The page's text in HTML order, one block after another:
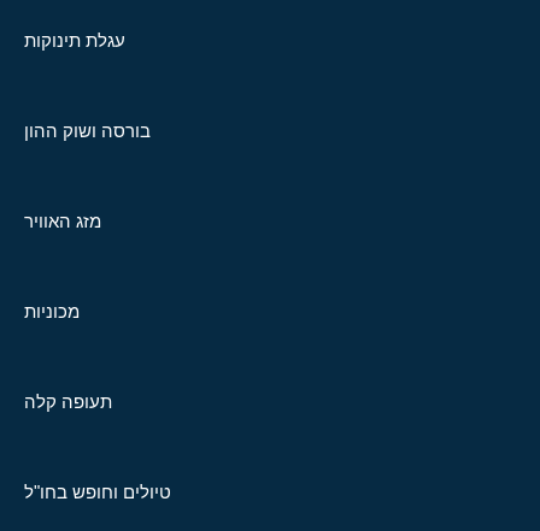
עגלת תינוקות
בורסה ושוק ההון
מזג האוויר
מכוניות
תעופה קלה
טיולים וחופש בחו"ל